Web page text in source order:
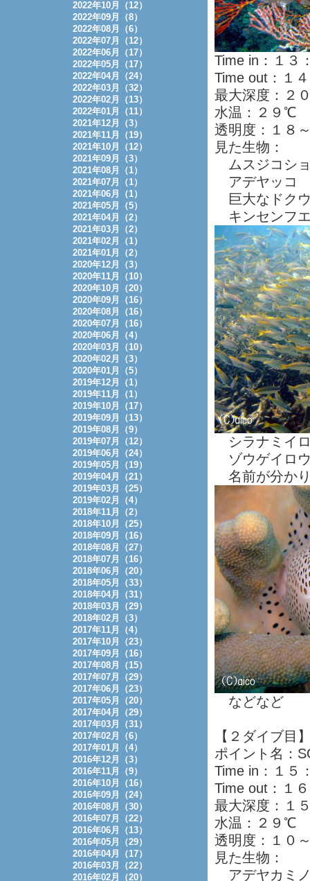
Time in：１３
Time out：１
最大深度：２
水温：２９℃
透明度：１８
見た生物：
ムスジコシ
アデヤッコ
巨大なドク
キンセンフ
シラナミイ
ゾウゲイロ
名前が分か
などなど
【２ダイブ目
ポイント名：
Time in：１５
Time out：１
最大深度：１
水温：２９℃
透明度：１０
見た生物：
アデヤカミ
2022年10月（12）
2022年09月（8）
2022年08月（6）
2022年07月（12）
2022年06月（17）
2022年05月（17）
2022年04月（24）
2022年03月（32）
2022年02月（13）
2022年01月（11）
2021年12月（3）
2021年11月（19）
2021年10月（12）
2021年09月（3）
2021年08月（1）
2021年07月（1）
2021年06月（1）
2021年05月（5）
2021年04月（2）
2021年03月（2）
2021年02月（1）
2021年01月（2）
2020年12月（3）
2020年11月（10）
2020年10月（20）
2020年09月（16）
2020年08月（16）
2020年07月（16）
2020年06月（4）
2020年03月（10）
2020年02月（3）
2020年01月（5）
2019年12月（1）
2019年11月（1）
2019年10月（17）
2019年09月（13）
2019年08月（9）
2019年07月（12）
2019年06月（24）
2019年05月（19）
2019年04月（21）
2019年03月（25）
2019年02月（4）
2018年11月（2）
2018年10月（25）
2018年09月（16）
2018年08月（27）
2018年07月（16）
2018年06月（20）
2018年05月（33）
2018年04月（31）
2018年03月（29）
2018年02月（3）
2017年11月（4）
2017年10月（23）
2017年09月（16）
2017年08月（15）
2017年07月（29）
2017年06月（23）
2017年05月（20）
2017年04月（29）
2017年03月（31）
2017年02月（6）
2017年01月（4）
2016年12月（3）
2016年11月（9）
2016年10月（16）
2016年09月（24）
2016年08月（30）
2016年07月（22）
2016年06月（13）
2016年05月（29）
2016年04月（17）
2016年03月（22）
2016年02月（20）